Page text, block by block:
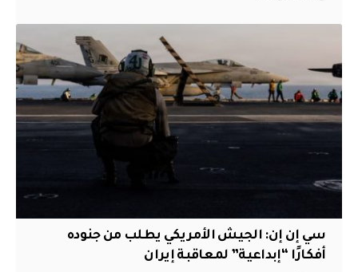
سي إن إن: الجيش الأمريكي يطلب من جنوده
أفكارًا “إبداعية” لمعاقبة إيران